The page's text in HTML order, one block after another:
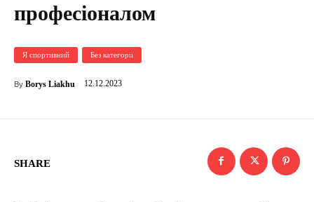
професіоналом
Я спортивний Без категорії
By Borys Liakhu 12.12.2023
SHARE